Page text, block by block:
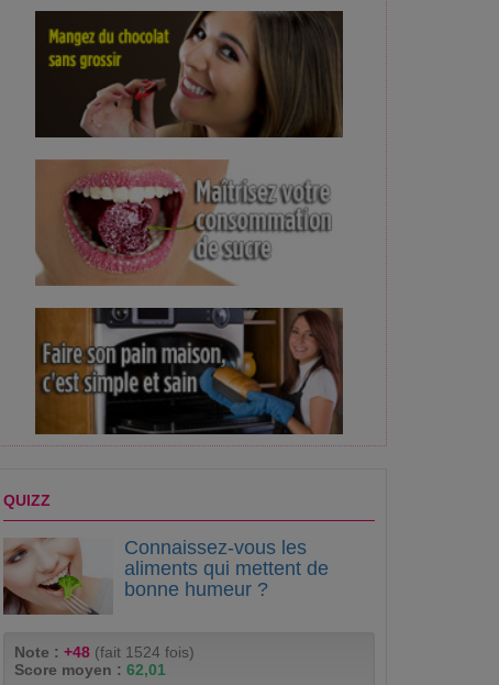
QUIZZ
Connaissez-vous les
aliments qui mettent de
bonne humeur ?
Note : +48 (fait 1524 fois)
Score moyen : 62,01